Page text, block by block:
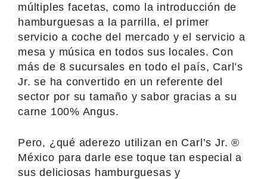
múltiples facetas, como la introducción de
hamburguesas a la parrilla, el primer
servicio a coche del mercado y el servicio a
mesa y música en todos sus locales. Con
más de 8 sucursales en todo el país, Carl’s
Jr. se ha convertido en un referente del
sector por su tamaño y sabor gracias a su
carne 100% Angus.
Pero, ¿qué aderezo utilizan en Carl’s Jr. ®
México para darle ese toque tan especial a
sus deliciosas hamburguesas y